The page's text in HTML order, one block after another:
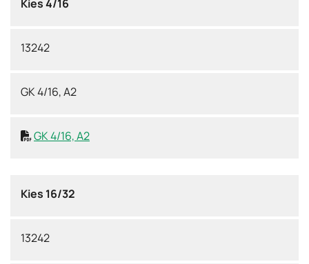
Kies 4/16
13242
GK 4/16, A2
GK 4/16, A2
Kies 16/32
13242